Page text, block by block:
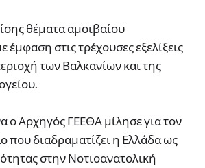
θέματα αμοιβαίου
έμφαση στις τρέχουσες εξελίξεις
των Βαλκανίων και της
ο Αρχηγός ΓΕΕΘΑ μίλησε για τον
που διαδραματίζει η Ελλάδα ως
στην Νοτιοανατολική